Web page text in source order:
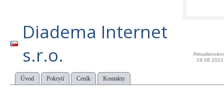
Diadema Internet
s.r.o.
19.08.2021
Úvod Pokrytí Ceník Kontakty